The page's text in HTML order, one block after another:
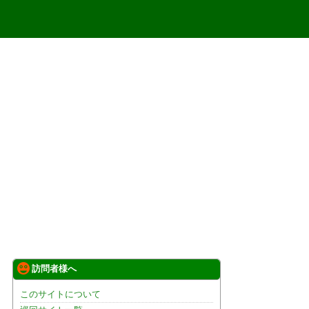
訪問者様へ
このサイトについて